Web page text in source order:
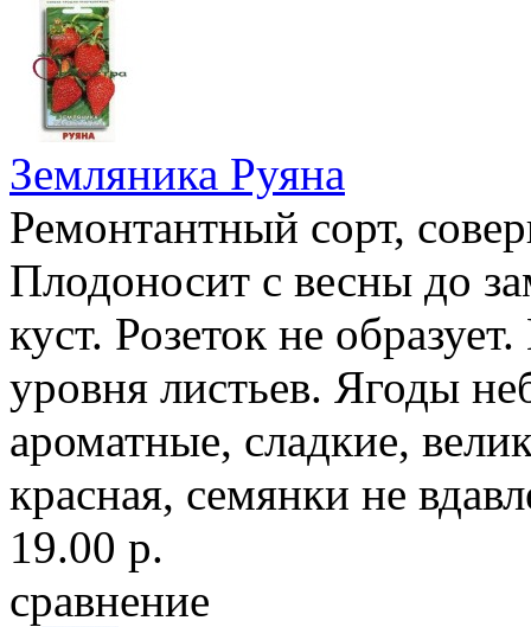
Земляника Руяна
Ремонтантный сорт,
Плодоносит с весны до
куст. Розеток не
уровня листьев. Ягоды
ароматные, сладкие,
красная, семянки не
19.00 р.
сравнение